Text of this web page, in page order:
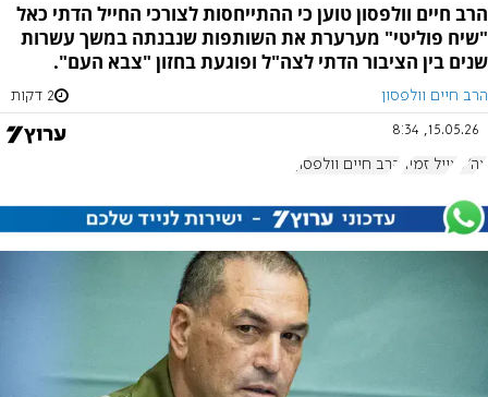
הרב חיים וולפסון טוען כי ההתייחסות לצורכי החייל הדתי כאל
"שיח פוליטי" מערערת את השותפות שנבנתה במשך עשרות
שנים בין הציבור הדתי לצה"ל ופוגעת בחזון "צבא העם".
הרב חיים וולפסון 2 דקות
15.05.26, 8:34
צה"ל אייל זמיר הרב חיים וולפסון